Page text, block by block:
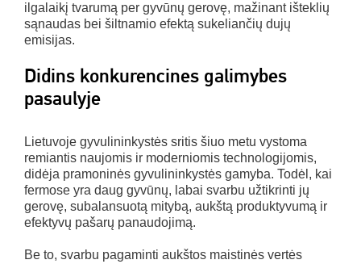
ilgalaikį tvarumą per gyvūnų gerovę, mažinant išteklių
sąnaudas bei šiltnamio efektą sukeliančių dujų
emisijas.
Didins konkurencines galimybes
pasaulyje
Lietuvoje gyvulininkystės sritis šiuo metu vystoma
remiantis naujomis ir moderniomis technologijomis,
didėja pramoninės gyvulininkystės gamyba. Todėl, kai
fermose yra daug gyvūnų, labai svarbu užtikrinti jų
gerovę, subalansuotą mitybą, aukštą produktyvumą ir
efektyvų pašarų panaudojimą.
Be to, svarbu pagaminti aukštos maistinės vertės